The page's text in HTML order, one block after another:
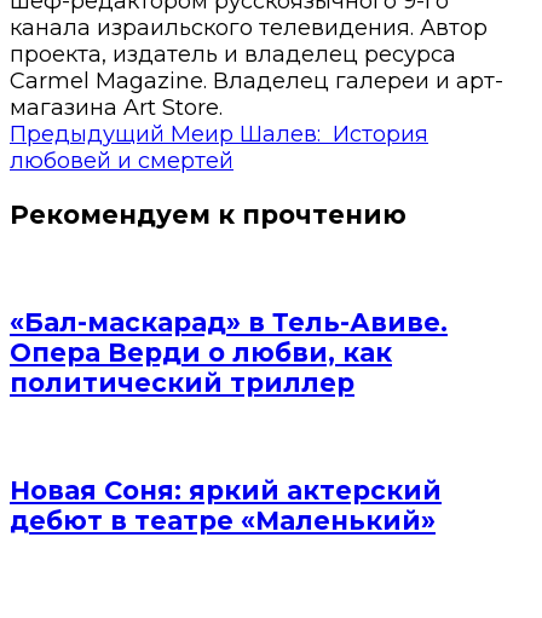
канала израильского телевидения. Автор
проекта, издатель и владелец ресурса
Carmel Magazine. Владелец галереи и арт-
магазина Art Store.
Предыдущий Меир Шалев: История
любовей и смертей
Рекомендуем к прочтению
«Бал-маскарад» в Тель-Авиве.
Опера Верди о любви, как
политический триллер
Новая Соня: яркий актерский
дебют в театре «Маленький»